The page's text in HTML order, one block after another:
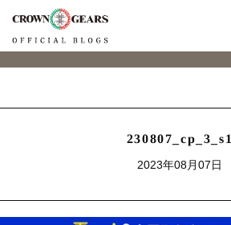
230807_cp_3_s1
2023年08月07日